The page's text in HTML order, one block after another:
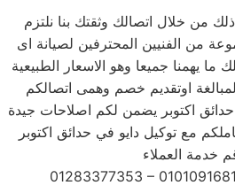
من خلال اتصالك وثقتك بنا نلتزم
من الفنيين المحترفين لصيانة اى
يهمنا جميعا وهو الاسعار الطبيعية
اوتقديم خصم وهمى اتصالكم
اكتوبر يضمن لكم اصلاحات جيدة
مع توكيل دايو في حدائق اكتوبر
01283377353 –